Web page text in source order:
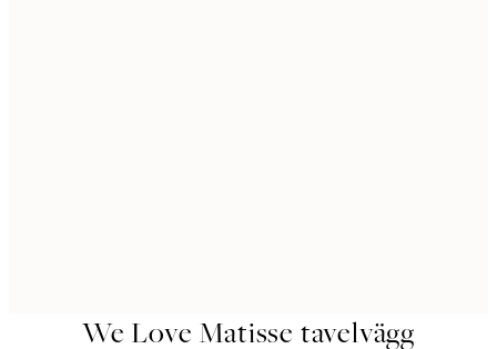
We Love Matisse tavelvägg